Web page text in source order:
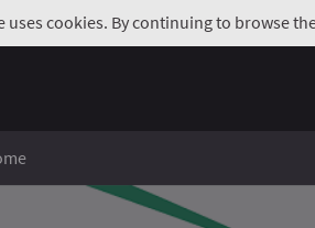
uses cookies. By continuing to browse